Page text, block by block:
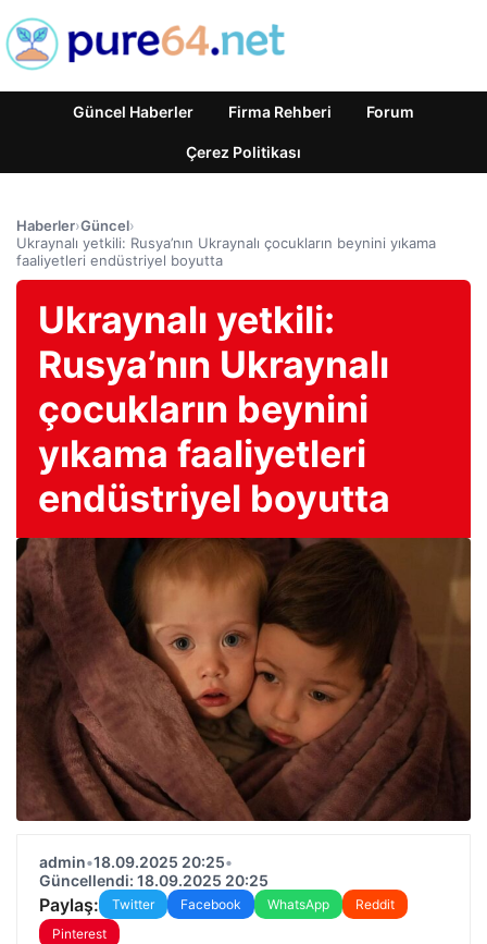
Güncel Haberler Firma Rehberi Forum
Çerez Politikası
Haberler›Güncel›
Ukraynalı yetkili: Rusya’nın Ukraynalı çocukların beynini yıkama
faaliyetleri endüstriyel boyutta
Ukraynalı yetkili:
Rusya’nın Ukraynalı
çocukların beynini
yıkama faaliyetleri
endüstriyel boyutta
admin•18.09.2025 20:25•
Güncellendi: 18.09.2025 20:25
Paylaş: Twitter Facebook WhatsApp
Reddit
Pinterest